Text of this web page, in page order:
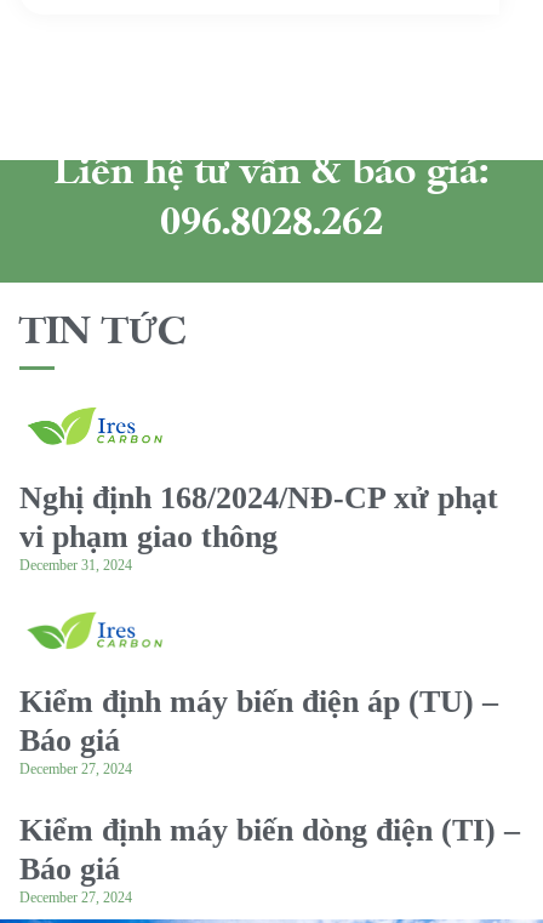
Liên hệ tư vấn & báo giá:
096.8028.262
TIN TỨC
Nghị định 168/2024/NĐ-CP xử phạt
vi phạm giao thông
December 31, 2024
Kiểm định máy biến điện áp (TU) –
Báo giá
December 27, 2024
Kiểm định máy biến dòng điện (TI) –
Báo giá
December 27, 2024